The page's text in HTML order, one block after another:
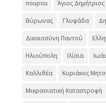
noupou Άγιος Δημήτριος
Βύρωνας Γλυφάδα
Δικαιοσύνη Παντού
Ηλιούπολη Ιλίσια
Καλλιθέα Κυριάκος
Μικρασιατική Καταστροφή